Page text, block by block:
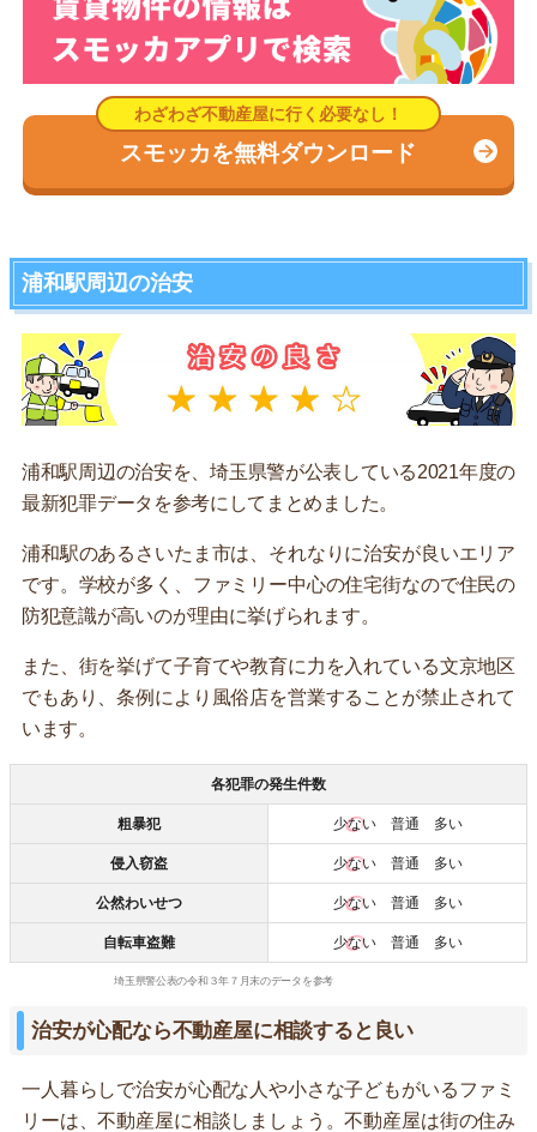
スモッカを無料ダウンロード
浦和駅周辺の治安
浦和駅周辺の治安を、埼玉県警が公表している2021年度の
最新犯罪データを参考にしてまとめました。
浦和駅のあるさいたま市は、それなりに治安が良いエリア
です。学校が多く、ファミリー中心の住宅街なので住民の
防犯意識が高いのが理由に挙げられます。
また、街を挙げて子育てや教育に力を入れている文京地区
でもあり、条例により風俗店を営業することが禁止されて
います。
各犯罪の発生件数
粗暴犯 少ない普通 多い
侵入窃盗 少ない普通 多い
公然わいせつ 少ない普通 多い
自転車盗難 少ない普通 多い
埼玉県警公表の令和３年７月末のデータを参考
治安が心配なら不動産屋に相談すると良い
一人暮らしで治安が心配な人や小さな子どもがいるファミ
リーは、不動産屋に相談しましょう。不動産屋は街の住み